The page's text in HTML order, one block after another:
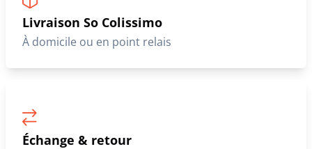
Livraison So Colissimo
À domicile ou en point relais
Échange & retour